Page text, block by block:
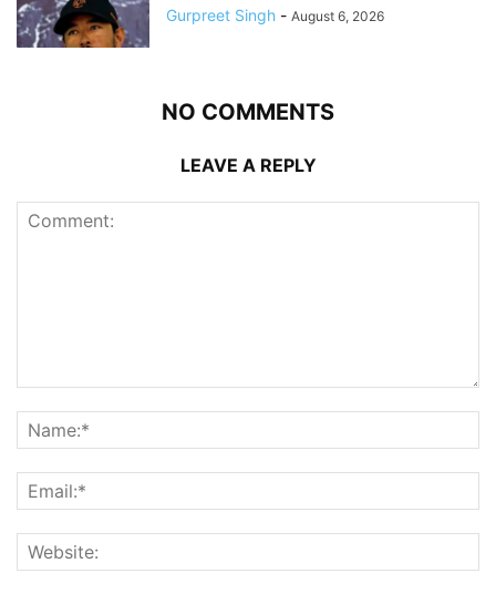
Gurpreet Singh - August 6, 2026
NO COMMENTS
LEAVE A REPLY